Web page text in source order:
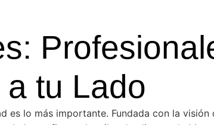
tu Lado
es lo más importante. Fundada con la